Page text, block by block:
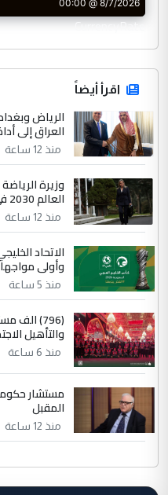
CurrencyRate
اقرأ أيضاً
الرياض
العراق إلى
منذ 12 ساعة
وزيرة
العالم 2030 في إسبانيا
منذ 12 ساعة
وأولى
منذ 5 ساعة
(796)
والتأهيل
منذ 6 ساعة
مستشار
المقبل
منذ 12 ساعة